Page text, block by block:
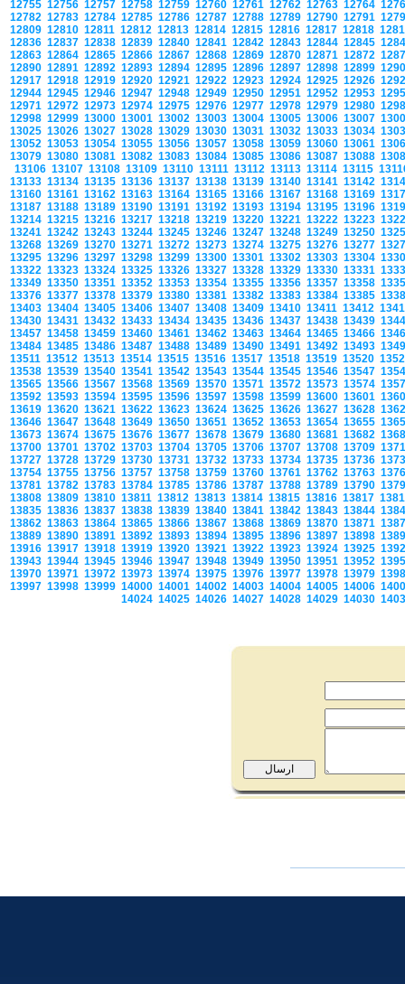
12755 12756 12757 12758 12759 12760 12761 12762 12763 12764
12782 12783 12784 12785 12786 12787 12788 12789 12790 12791
12809 12810 12811 12812 12813 12814 12815 12816 12817 12818
12836 12837 12838 12839 12840 12841 12842 12843 12844 12845
12863 12864 12865 12866 12867 12868 12869 12870 12871 12872
12890 12891 12892 12893 12894 12895 12896 12897 12898 12899
12917 12918 12919 12920 12921 12922 12923 12924 12925 12926
12944 12945 12946 12947 12948 12949 12950 12951 12952 12953
12971 12972 12973 12974 12975 12976 12977 12978 12979 12980
12998 12999 13000 13001 13002 13003 13004 13005 13006 13007
13025 13026 13027 13028 13029 13030 13031 13032 13033 13034
13052 13053 13054 13055 13056 13057 13058 13059 13060 13061
13079 13080 13081 13082 13083 13084 13085 13086 13087 13088
13106 13107 13108 13109 13110 13111 13112 13113 13114 13115
13133 13134 13135 13136 13137 13138 13139 13140 13141 13142
13160 13161 13162 13163 13164 13165 13166 13167 13168 13169
13187 13188 13189 13190 13191 13192 13193 13194 13195 13196
13214 13215 13216 13217 13218 13219 13220 13221 13222 13223
13241 13242 13243 13244 13245 13246 13247 13248 13249 13250
13268 13269 13270 13271 13272 13273 13274 13275 13276 13277
13295 13296 13297 13298 13299 13300 13301 13302 13303 13304
13322 13323 13324 13325 13326 13327 13328 13329 13330 13331
13349 13350 13351 13352 13353 13354 13355 13356 13357 13358
13376 13377 13378 13379 13380 13381 13382 13383 13384 13385
13403 13404 13405 13406 13407 13408 13409 13410 13411 13412
13430 13431 13432 13433 13434 13435 13436 13437 13438 13439
13457 13458 13459 13460 13461 13462 13463 13464 13465 13466
13484 13485 13486 13487 13488 13489 13490 13491 13492 13493
13511 13512 13513 13514 13515 13516 13517 13518 13519 13520
13538 13539 13540 13541 13542 13543 13544 13545 13546 13547
13565 13566 13567 13568 13569 13570 13571 13572 13573 13574
13592 13593 13594 13595 13596 13597 13598 13599 13600 13601
13619 13620 13621 13622 13623 13624 13625 13626 13627 13628
13646 13647 13648 13649 13650 13651 13652 13653 13654 13655
13673 13674 13675 13676 13677 13678 13679 13680 13681 13682
13700 13701 13702 13703 13704 13705 13706 13707 13708 13709
13727 13728 13729 13730 13731 13732 13733 13734 13735 13736
13754 13755 13756 13757 13758 13759 13760 13761 13762 13763
13781 13782 13783 13784 13785 13786 13787 13788 13789 13790
13808 13809 13810 13811 13812 13813 13814 13815 13816 13817
13835 13836 13837 13838 13839 13840 13841 13842 13843 13844
13862 13863 13864 13865 13866 13867 13868 13869 13870 13871
13889 13890 13891 13892 13893 13894 13895 13896 13897 13898
13916 13917 13918 13919 13920 13921 13922 13923 13924 13925
13943 13944 13945 13946 13947 13948 13949 13950 13951 13952
13970 13971 13972 13973 13974 13975 13976 13977 13978 13979
13997 13998 13999 14000 14001 14002 14003 14004 14005 14006
14024 14025 14026 14027 14028 14029 14030